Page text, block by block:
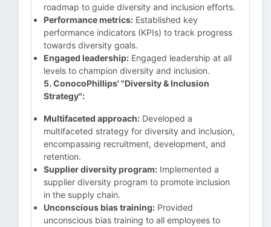
roadmap to guide diversity and inclusion efforts.
Performance metrics: Established key
performance indicators (KPIs) to track progress
towards diversity goals.
Engaged leadership: Engaged leadership at all
levels to champion diversity and inclusion.
5. ConocoPhillips' "Diversity & Inclusion
Strategy":
Multifaceted approach: Developed a
multifaceted strategy for diversity and inclusion,
encompassing recruitment, development, and
retention.
Supplier diversity program: Implemented a
supplier diversity program to promote inclusion
in the supply chain.
Unconscious bias training: Provided
unconscious bias training to all employees to